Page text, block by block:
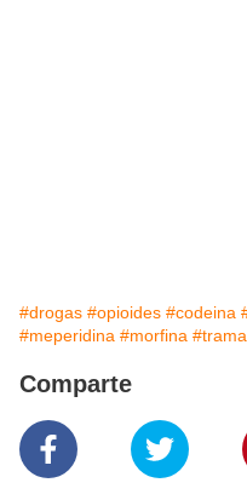
#drogas #opioides #codeina
#meperidina #morfina
Comparte